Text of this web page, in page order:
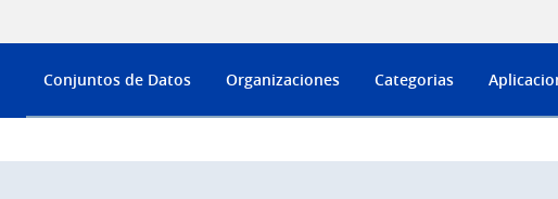
Conjuntos de Datos Organizaciones Categorias